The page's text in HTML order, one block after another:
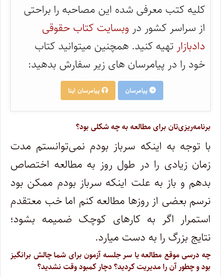
کلیه کتب معرفی شده این مصاحبه را براحتی
از سراسر کشور در وبسایت کتاب حقوقی
دادبازار تهیه کنید. همچنین میتوانید کتاب
خود را در پیامرسان های زیر سفارش بدهید:
پیامرسان پیامرسان ایتا
برنامه‌ریزی‌تان برای مطالعه به چه شکلی بود؟
با توجه به اینکه سرباز بودم نمی‌توانستم مدت
زمان زیادی را در طول روز به مطالعه اختصاص
بدهم و باز به علت اینکه سرباز بودم ممکن بود
نرسم بعضی از روزها مطالعه کنم اما خب معتقدم
استمرار اگر به کارهای کوچک ضمیمه بشود؛
نتایج بزرگ را به دست میارد.
چه درسی موقع مطالعه یا سر جلسه آزمون برای شما چالش برانگیز
بود و چطور آن را مدیریت کردید؟ دچار کمبود وقت نشدید؟